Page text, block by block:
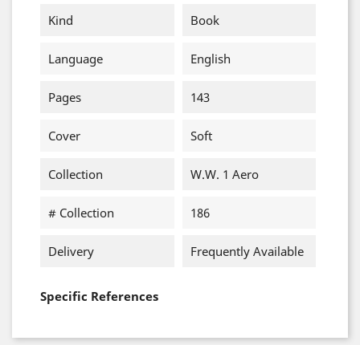
Kind
Book
Language English
Pages 143
Cover Soft
Collection W.W. 1 Aero
# Collection 186
Delivery Frequently Available
Specific References